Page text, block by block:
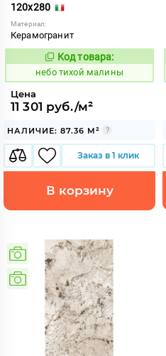
120x280
Материал:
Керамогранит
1122046
Код товара:
небо тихой малины
Цена
11 301 руб./м²
НАЛИЧИЕ: 87.36 М²
Заказ в 1 клик
В корзину